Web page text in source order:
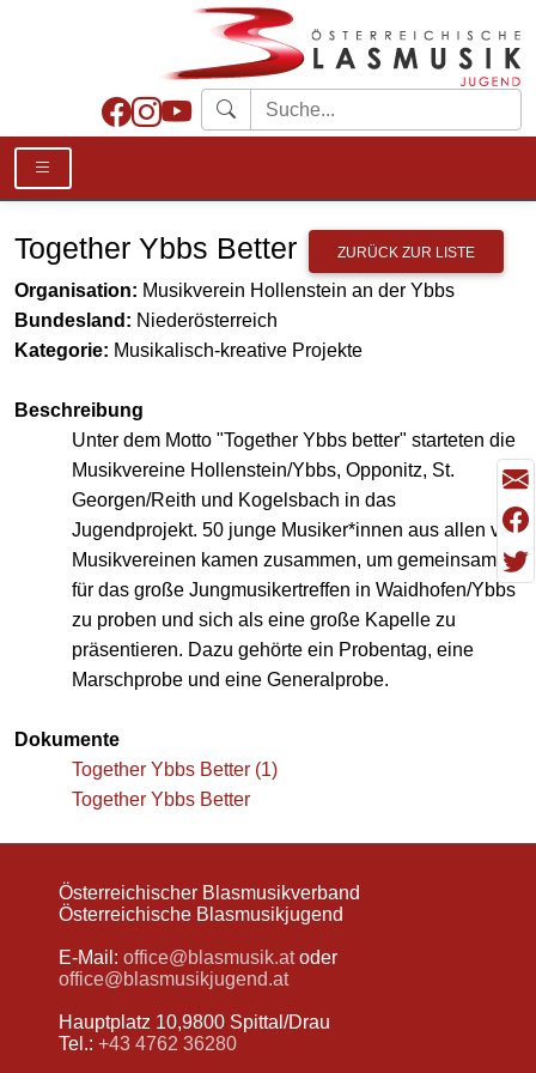
ZURÜCK ZUR LISTE
Together Ybbs Better
Organisation: Musikverein Hollenstein an der Ybbs
Bundesland: Niederösterreich
Kategorie: Musikalisch-kreative Projekte
Beschreibung
Unter dem Motto "Together Ybbs better" starteten die
Musikvereine Hollenstein/Ybbs, Opponitz, St.
Georgen/Reith und Kogelsbach in das
Jugendprojekt. 50 junge Musiker*innen aus allen vier
Musikvereinen kamen zusammen, um gemeinsam
für das große Jungmusikertreffen in Waidhofen/Ybbs
zu proben und sich als eine große Kapelle zu
präsentieren. Dazu gehörte ein Probentag, eine
Marschprobe und eine Generalprobe.
Dokumente
Together Ybbs Better (1)
Together Ybbs Better
Österreichischer Blasmusikverband
Österreichische Blasmusikjugend
E-Mail: office@blasmusik.atoder
office@blasmusikjugend.at
Hauptplatz 10,9800 Spittal/Drau
Tel.: +43 4762 36280